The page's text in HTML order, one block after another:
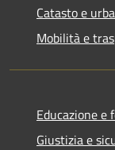
Catasto e
Mobilità e
Educazione e
Giustizia e